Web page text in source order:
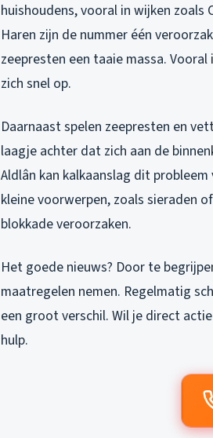
huishoudens, vooral in wijken zoals
Haren zijn de nummer één
zeepresten een taaie massa.
zich snel op.
Daarnaast spelen zeepresten en
laagje achter dat zich aan de
Aldlân kan kalkaanslag dit
kleine voorwerpen, zoals sieraden
blokkade veroorzaken.
Het goede nieuws? Door te
maatregelen nemen. Regelmatig
een groot verschil. Wil je direct
hulp.